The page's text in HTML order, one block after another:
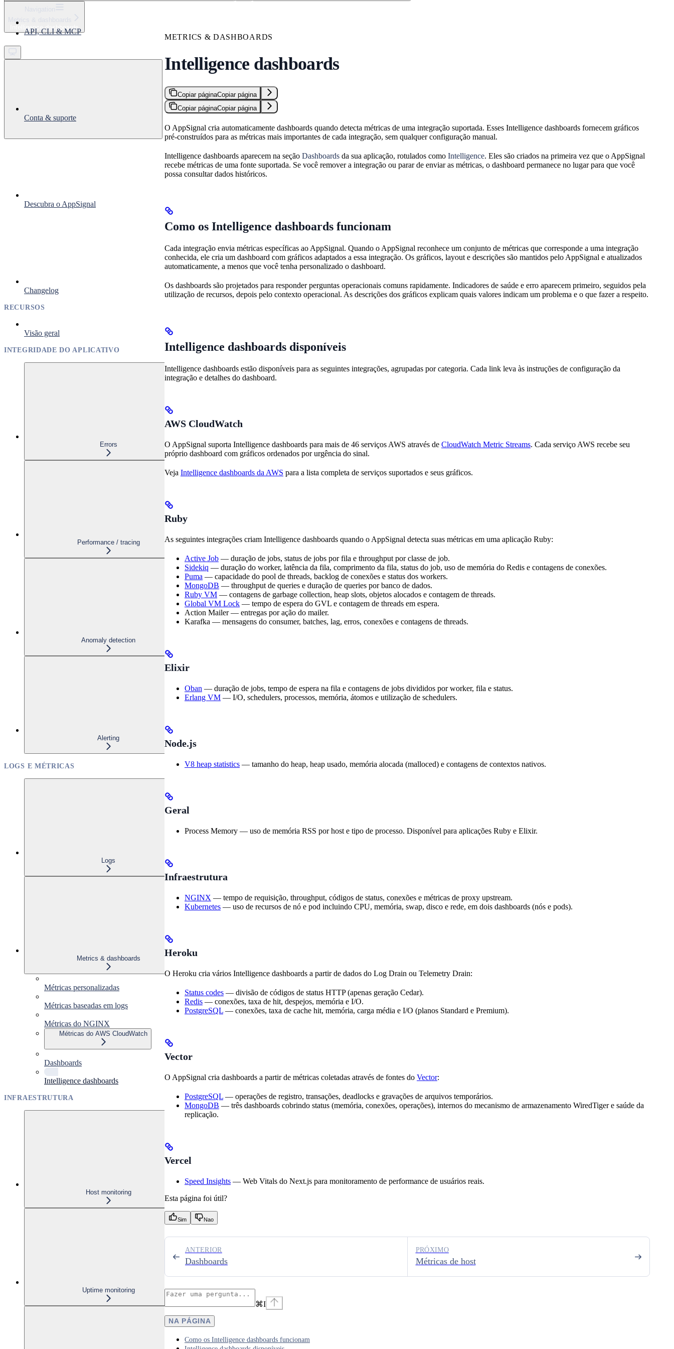
Get started
Metrics & dashboards
Intelligence dashboards
API, CLI & MCP
Conta & suporte
Descubra o AppSignal
Changelog
RECURSOS
Visão geral
INTEGRIDADE DO APLICATIVO
Errors
Performance / tracing
Anomaly detection
Alerting
LOGS E MÉTRICAS
Logs
Metrics & dashboards
Métricas personalizadas
Métricas baseadas em logs
Métricas do NGINX
Métricas do AWS CloudWatch
Dashboards
Intelligence dashboards
INFRAESTRUTURA
Host monitoring
Uptime monitoring
METRICS & DASHBOARDS
Intelligence dashboards
Copiar páginaCopiar página
Copiar páginaCopiar página
O AppSignal cria automaticamente dashboards quando detecta métricas de uma integração suportada. Esses Intelligence dashboards fornecem gráficos
pré-construídos para as métricas mais importantes de cada integração, sem qualquer configuração manual.
Intelligence dashboards aparecem na seção Dashboards da sua aplicação, rotulados como Intelligence. Eles são criados na primeira vez que o AppSignal
recebe métricas de uma fonte suportada. Se você remover a integração ou parar de enviar as métricas, o dashboard permanece no lugar para que você
possa consultar dados históricos.
Como os Intelligence dashboards funcionam
Cada integração envia métricas específicas ao AppSignal. Quando o AppSignal reconhece um conjunto de métricas que corresponde a uma integração
conhecida, ele cria um dashboard com gráficos adaptados a essa integração. Os gráficos, layout e descrições são mantidos pelo AppSignal e atualizados
automaticamente, a menos que você tenha personalizado o dashboard.
Os dashboards são projetados para responder perguntas operacionais comuns rapidamente. Indicadores de saúde e erro aparecem primeiro, seguidos pela
utilização de recursos, depois pelo contexto operacional. As descrições dos gráficos explicam quais valores indicam um problema e o que fazer a respeito.
Intelligence dashboards disponíveis
Intelligence dashboards estão disponíveis para as seguintes integrações, agrupadas por categoria. Cada link leva às instruções de configuração da
integração e detalhes do dashboard.
AWS CloudWatch
O AppSignal suporta Intelligence dashboards para mais de 46 serviços AWS através de CloudWatch Metric Streams. Cada serviço AWS recebe seu
próprio dashboard com gráficos ordenados por urgência do sinal.
Veja Intelligence dashboards da AWS para a lista completa de serviços suportados e seus gráficos.
Ruby
As seguintes integrações criam Intelligence dashboards quando o AppSignal detecta suas métricas em uma aplicação Ruby:
Active Job — duração de jobs, status de jobs por fila e throughput por classe de job.
Sidekiq — duração do worker, latência da fila, comprimento da fila, status do job, uso de memória do Redis e contagens de conexões.
Puma — capacidade do pool de threads, backlog de conexões e status dos workers.
MongoDB — throughput de queries e duração de queries por banco de dados.
Ruby VM — contagens de garbage collection, heap slots, objetos alocados e contagem de threads.
Global VM Lock — tempo de espera do GVL e contagem de threads em espera.
Action Mailer — entregas por ação do mailer.
Karafka — mensagens do consumer, batches, lag, erros, conexões e contagens de threads.
Elixir
Oban — duração de jobs, tempo de espera na fila e contagens de jobs divididos por worker, fila e status.
Erlang VM — I/O, schedulers, processos, memória, átomos e utilização de schedulers.
Node.js
V8 heap statistics — tamanho do heap, heap usado, memória alocada (malloced) e contagens de contextos nativos.
Geral
Process Memory — uso de memória RSS por host e tipo de processo. Disponível para aplicações Ruby e Elixir.
Infraestrutura
NGINX — tempo de requisição, throughput, códigos de status, conexões e métricas de proxy upstream.
Kubernetes — uso de recursos de nó e pod incluindo CPU, memória, swap, disco e rede, em dois dashboards (nós e pods).
Heroku
O Heroku cria vários Intelligence dashboards a partir de dados do Log Drain ou Telemetry Drain:
Status codes — divisão de códigos de status HTTP (apenas geração Cedar).
Redis — conexões, taxa de hit, despejos, memória e I/O.
PostgreSQL — conexões, taxa de cache hit, memória, carga média e I/O (planos Standard e Premium).
Vector
O AppSignal cria dashboards a partir de métricas coletadas através de fontes do Vector:
PostgreSQL — operações de registro, transações, deadlocks e gravações de arquivos temporários.
MongoDB — três dashboards cobrindo status (memória, conexões, operações), internos do mecanismo de armazenamento WiredTiger e saúde da
replicação.
Vercel
Speed Insights — Web Vitals do Next.js para monitoramento de performance de usuários reais.
Esta página foi útil?
Sim Nao
Dashboards
ANTERIOR
Métricas de host
PRÓXIMO
⌘I
NA PÁGINA
Como os Intelligence dashboards funcionam